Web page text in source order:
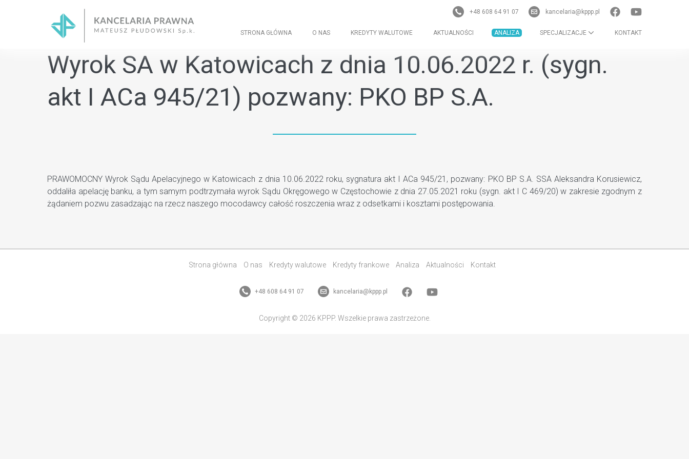
+48 608 64 91 07 kancelaria@kppp.pl
STRONA GŁÓWNA O NAS KREDYTY WALUTOWE AKTUALNOŚCI ANALIZA SPECJALIZACJE KONTAKT
Wyrok SA w Katowicach z dnia 10.06.2022 r. (sygn.
akt I ACa 945/21) pozwany: PKO BP S.A.
PRAWOMOCNY Wyrok Sądu Apelacyjnego w Katowicach z dnia 10.06.2022 roku, sygnatura akt I ACa 945/21, pozwany: PKO BP S.A. SSA Aleksandra Korusiewicz,
oddaliła apelację banku, a tym samym podtrzymała wyrok Sądu Okręgowego w Częstochowie z dnia 27.05.2021 roku (sygn. akt I C 469/20) w zakresie zgodnym z
żądaniem pozwu zasadzając na rzecz naszego mocodawcy całość roszczenia wraz z odsetkami i kosztami postępowania.
Strona główna O nas Kredyty walutowe Kredyty frankowe Analiza Aktualności Kontakt
+48 608 64 91 07 kancelaria@kppp.pl
Copyright © 2026 KPPP. Wszelkie prawa zastrzeżone.